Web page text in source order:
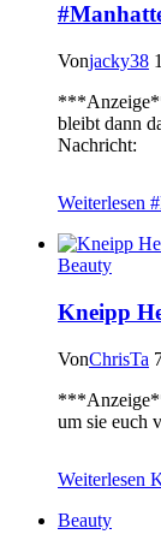
Vonjacky38
bleibt dann
Nachricht:
Weiterlesen
Beauty
Kneipp
VonChrisTa
um sie euch
Weiterlesen
Beauty